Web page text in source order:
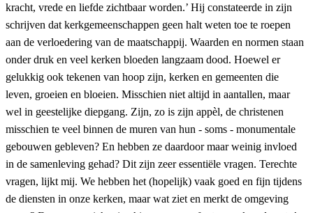
kracht, vrede en liefde zichtbaar worden.’ Hij constateerde in zijn
schrijven dat kerkgemeenschappen geen halt weten toe te roepen
aan de verloedering van de maatschappij. Waarden en normen staan
onder druk en veel kerken bloeden langzaam dood. Hoewel er
gelukkig ook tekenen van hoop zijn, kerken en gemeenten die
leven, groeien en bloeien. Misschien niet altijd in aantallen, maar
wel in geestelijke diepgang. Zijn, zo is zijn appèl, de christenen
misschien te veel binnen de muren van hun - soms - monumentale
gebouwen gebleven? En hebben ze daardoor maar weinig invloed
in de samenleving gehad? Dit zijn zeer essentiële vragen. Terechte
vragen, lijkt mij. We hebben het (hopelijk) vaak goed en fijn tijdens
de diensten in onze kerken, maar wat ziet en merkt de omgeving